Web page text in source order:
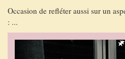
Occasion de refléter aussi sur un
: ...